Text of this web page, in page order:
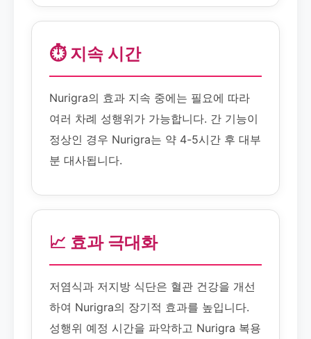
⏱️ 지속 시간
Nurigra의 효과 지속 중에는 필요에 따라
여러 차례 성행위가 가능합니다. 간 기능이
정상인 경우 Nurigra는 약 4-5시간 후 대부
분 대사됩니다.
📈 효과 극대화
저염식과 저지방 식단은 혈관 건강을 개선
하여 Nurigra의 장기적 효과를 높입니다.
성행위 예정 시간을 파악하고 Nurigra 복용